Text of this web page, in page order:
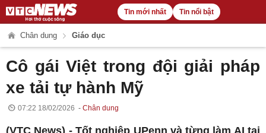
Tin mới nhất Tin nổi bật
Chân dung Giáo dục
Cô gái Việt trong đội giải pháp
xe tải tự hành Mỹ
07:22 18/02/2026 Chân dung
(VTC News) - Tốt nghiệp UPenn và từng làm AI tại